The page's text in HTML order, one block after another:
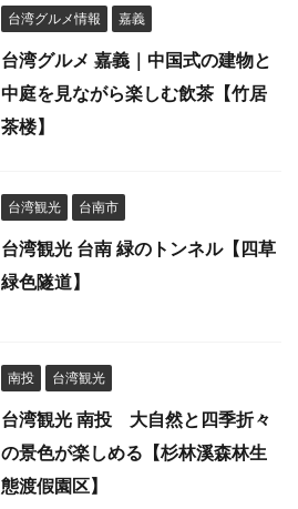
台湾グルメ情報 嘉義
台湾グルメ 嘉義｜中国式の建物と
中庭を見ながら楽しむ飲茶【竹居
茶楼】
台湾観光 台南市
台湾観光 台南 緑のトンネル【四草
緑色隧道】
南投 台湾観光
台湾観光 南投 大自然と四季折々
の景色が楽しめる【杉林溪森林生
態渡假園区】